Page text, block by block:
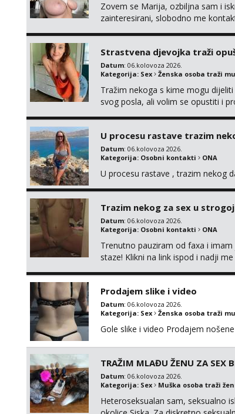
Zovem se Marija, ozbiljna sam i
zainteresirani, slobodno me
Strastvena djevojka traži
Datum: 06.kolovoza 2026.
Kategorija: Sex Ženska osoba traži
Tražim nekoga s kime mogu
svog posla, ali volim se opustiti i
U procesu rastave trazim
Datum: 06.kolovoza 2026.
Kategorija: Osobni kontakti ONA
U procesu rastave , trazim nekog
Trazim nekog za sex u
Datum: 06.kolovoza 2026.
Kategorija: Osobni kontakti ONA
Trenutno pauziram od faxa i
staze! Klikni na link ispod i nadji
Prodajem slike i video
Datum: 06.kolovoza 2026.
Kategorija: Sex Ženska osoba traži
Gole slike i video Prodajem
TRAŽIM MLAĐU ŽENU ZA SEX
Datum: 06.kolovoza 2026.
Kategorija: Sex Muška osoba traži
Heteroseksualan sam, seksualno